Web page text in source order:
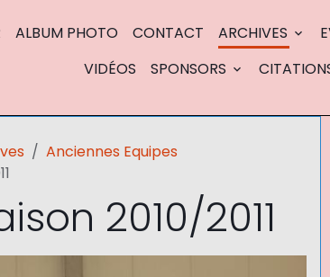
ALBUM PHOTO CONTACT ARCHIVES
VIDÉOS
SPONSORS
Anciennes Equipes
2010/2011